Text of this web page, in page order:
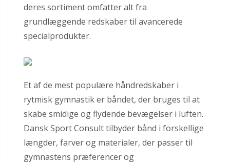
deres sortiment omfatter alt fra
grundlæggende redskaber til avancerede
specialprodukter.
Et af de mest populære håndredskaber i
rytmisk gymnastik er båndet, der bruges til at
skabe smidige og flydende bevægelser i luften.
Dansk Sport Consult tilbyder bånd i forskellige
længder, farver og materialer, der passer til
gymnastens præferencer og